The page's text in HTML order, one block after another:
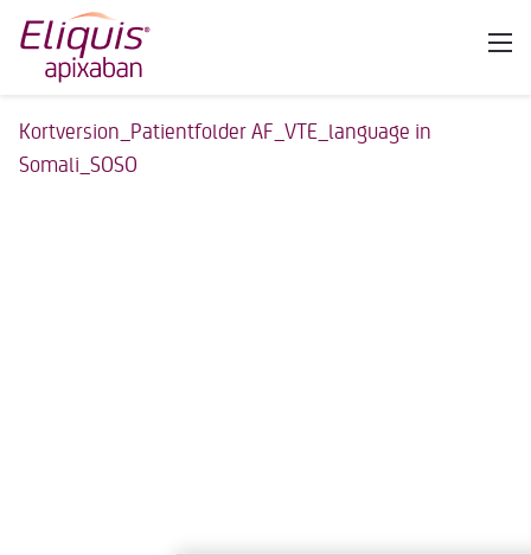
Kortversion_Patientfolder AF_VTE_language in
Somali_SOSO